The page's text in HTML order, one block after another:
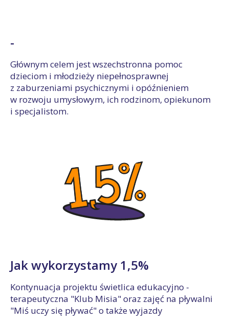
-
Głównym celem jest wszechstronna pomoc
dzieciom i młodzieży niepełnosprawnej
z zaburzeniami psychicznymi i opóźnieniem
w rozwoju umysłowym, ich rodzinom, opiekunom
i specjalistom.
Jak wykorzystamy 1,5%
Kontynuacja projektu świetlica edukacyjno -
terapeutyczna "Klub Misia" oraz zajęć na pływalni
"Miś uczy się pływać" o także wyjazdy